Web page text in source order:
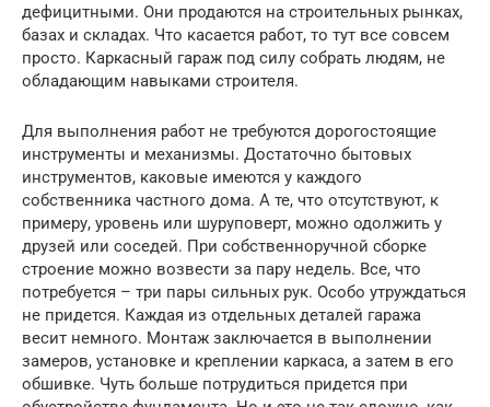
дефицитными. Они продаются на строительных рынках,
базах и складах. Что касается работ, то тут все совсем
просто. Каркасный гараж под силу собрать людям, не
обладающим навыками строителя.
Для выполнения работ не требуются дорогостоящие
инструменты и механизмы. Достаточно бытовых
инструментов, каковые имеются у каждого
собственника частного дома. А те, что отсутствуют, к
примеру, уровень или шуруповерт, можно одолжить у
друзей или соседей. При собственноручной сборке
строение можно возвести за пару недель. Все, что
потребуется – три пары сильных рук. Особо утруждаться
не придется. Каждая из отдельных деталей гаража
весит немного. Монтаж заключается в выполнении
замеров, установке и креплении каркаса, а затем в его
обшивке. Чуть больше потрудиться придется при